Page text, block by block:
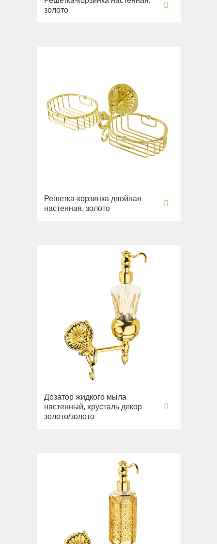
золото
Решетка-корзинка двойная
настенная, золото
Дозатор жидкого мыла
настенный, хрусталь декор
золото/золото